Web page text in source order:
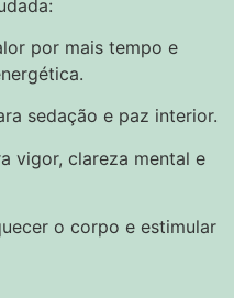
por mais tempo e
sedação e paz interior.
vigor, clareza mental e
o corpo e estimular